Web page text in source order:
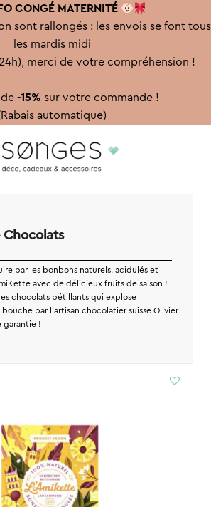
CONGÉ MATERNITÉ
sont rallongés : les envois se font tous
les mardis midi
merci de votre compréhension !
-15% sur votre commande !
automatique)
Chocolats
par les bonbons naturels, acidulés et
avec de délicieux fruits de saison !
les chocolats pétillants qui explose
par l’artisan chocolatier suisse Olivier
garantie !